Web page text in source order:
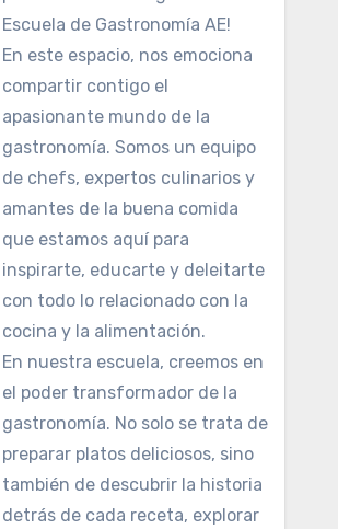
Escuela de Gastronomía AE!
En este espacio, nos emociona
compartir contigo el
apasionante mundo de la
gastronomía. Somos un equipo
de chefs, expertos culinarios y
amantes de la buena comida
que estamos aquí para
inspirarte, educarte y deleitarte
con todo lo relacionado con la
cocina y la alimentación.
En nuestra escuela, creemos en
el poder transformador de la
gastronomía. No solo se trata de
preparar platos deliciosos, sino
también de descubrir la historia
detrás de cada receta, explorar